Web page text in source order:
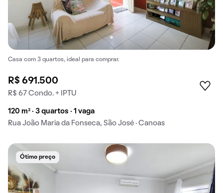
Casa com 3 quartos, ideal para comprar.
R$ 691.500
R$ 67 Condo. + IPTU
120 m² · 3 quartos · 1 vaga
Rua João Maria da Fonseca, São José · Canoas
Ótimo preço